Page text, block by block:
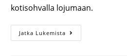
kotisohvalla lojumaan.
Jatka Lukemista